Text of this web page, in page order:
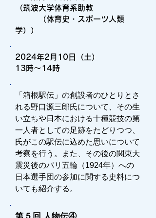
（筑波大学体育系助教
（体育史・スポーツ人 類
学））
2024年2月10日（土）
13時～14時
「箱根駅伝」の創設者のひとりとさ
れる野口源三郎氏について、その生
い立ちや日本における十種競技の第
一人者としての足跡をたどりつつ、
氏がこの駅伝に込めた思いについて
考察を行う。また、その後の関東大
震災後のパリ五輪（1924年）への
日本選手団の参加に関する史料につ
いても紹介する。
第 5 回 人物伝④